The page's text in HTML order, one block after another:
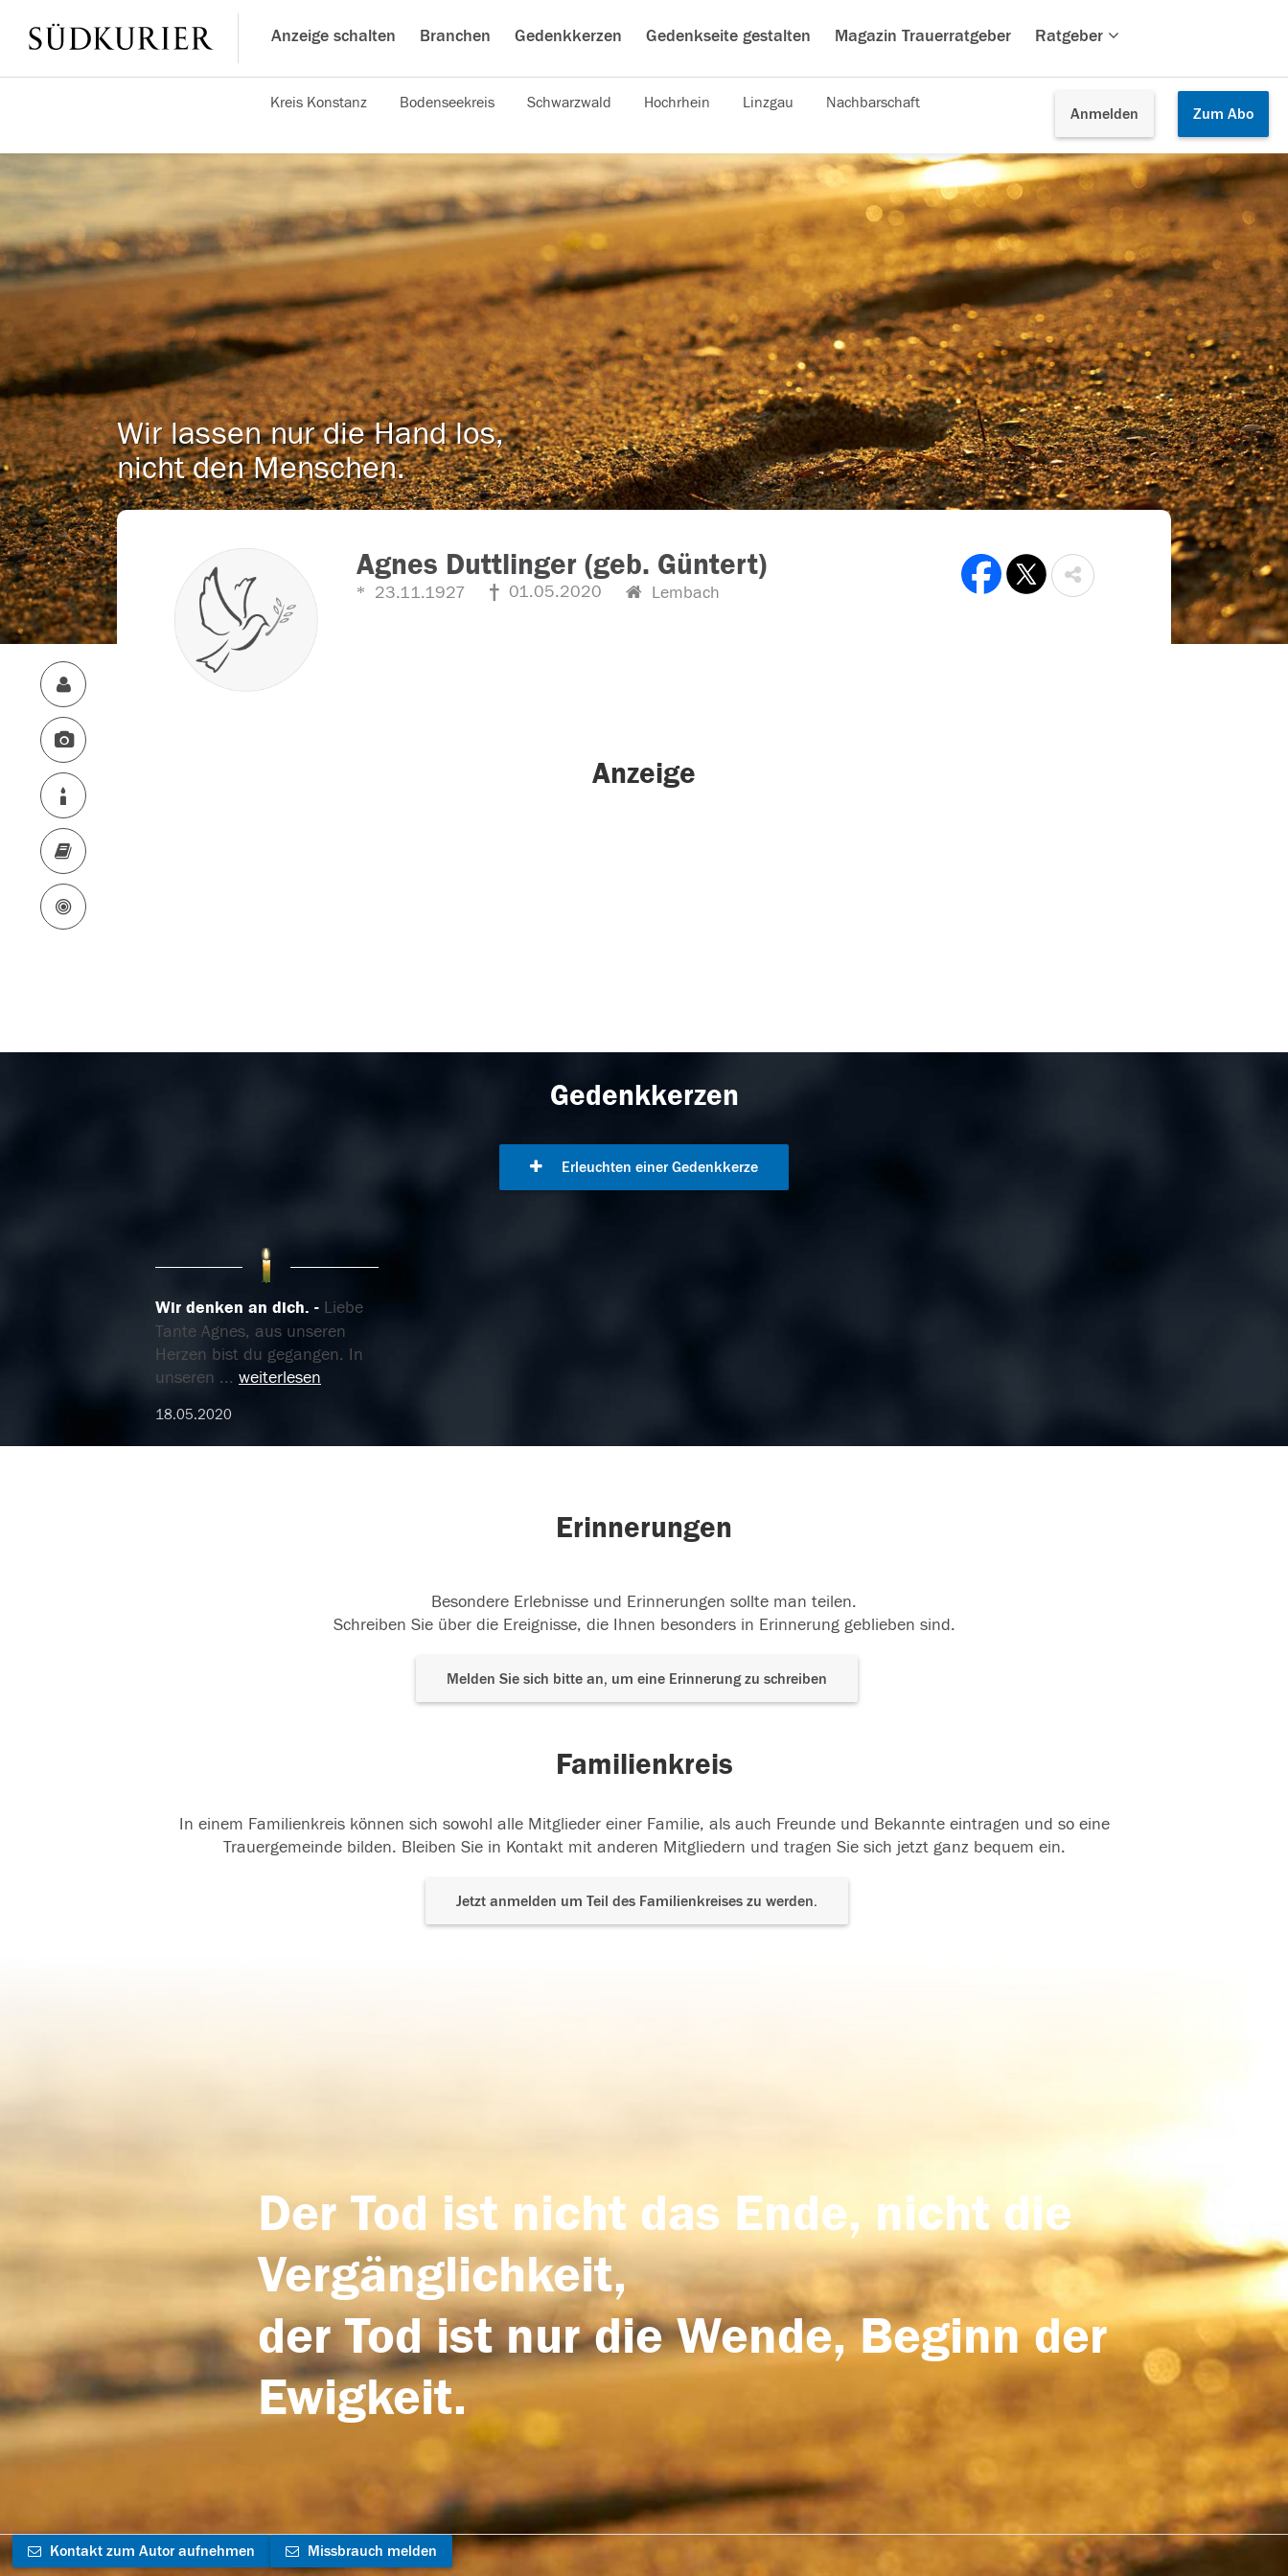
Anzeige schalten Branchen Gedenkkerzen Gedenkseite gestalten Magazin Trauerratgeber Ratgeber
Anmelden Zum Abo
Kreis Konstanz Bodenseekreis Schwarzwald Hochrhein Linzgau Nachbarschaft
Wir lassen nur die Hand los,
nicht den Menschen.
Agnes Duttlinger (geb. Güntert)
23.11.1927 01.05.2020 Lembach
Anzeige
Gedenkkerzen
Erleuchten einer Gedenkkerze
Wir denken an dich.
Liebe
Tante Agnes, aus unseren
Herzen bist du gegangen. In
unseren ... weiterlesen
18.05.2020
Erinnerungen
Besondere Erlebnisse und Erinnerungen sollte man teilen.
Schreiben Sie über die Ereignisse, die Ihnen besonders in Erinnerung geblieben sind.
Melden Sie sich bitte an, um eine Erinnerung zu schreiben
Familienkreis
In einem Familienkreis können sich sowohl alle Mitglieder einer Familie, als auch Freunde und Bekannte eintragen und so eine
Trauergemeinde bilden. Bleiben Sie in Kontakt mit anderen Mitgliedern und tragen Sie sich jetzt ganz bequem ein.
Jetzt anmelden um Teil des Familienkreises zu werden.
Der Tod ist nicht das Ende, nicht die
Vergänglichkeit,
der Tod ist nur die Wende, Beginn der
Ewigkeit.
Kontakt zum Autor aufnehmen Missbrauch melden